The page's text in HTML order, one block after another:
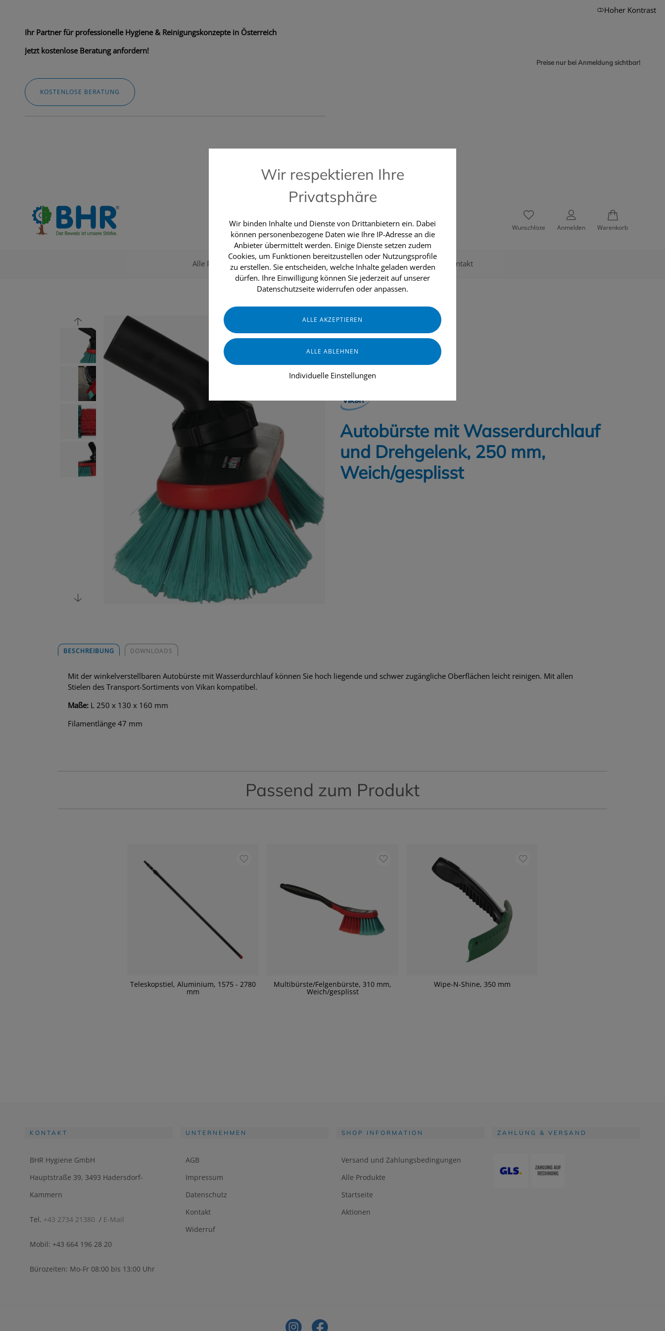
Ihr Partner für professionelle Hygiene & Reinigungskonzepte in Österreich
Jetzt kostenlose Beratung anfordern!
KOSTENLOSE BERATUNG
Preise nur bei Anmeldung sichtbar!
📞 Kostenlose Hotline +43 664 196 28 20
Hoher Kontrast
Wunschliste Anmelden Warenkorb
Alle Produkte Aktionen Topseller Über uns Kontakt
HAUS & HEIM GERÄTE & ZUBEHÖR
Autobürste mit Wasserdurchlauf
und Drehgelenk, 250 mm,
Weich/gesplisst
BESCHREIBUNG DOWNLOADS
Mit der winkelverstellbaren Autobürste mit Wasserdurchlauf können Sie hoch liegende und schwer zugängliche Oberflächen leicht reinigen. Mit allen
Stielen des Transport-Sortiments von Vikan kompatibel.
Maße: L 250 x 130 x 160 mm
Filamentlänge 47 mm
Passend zum Produkt
Teleskopstiel, Aluminium, 1575 - 2780
mm
Multibürste/Felgenbürste, 310 mm,
Weich/gesplisst
Wipe-N-Shine, 350 mm
Wir respektieren Ihre
Privatsphäre
Wir binden Inhalte und Dienste von Drittanbietern ein. Dabei
können personenbezogene Daten wie Ihre IP-Adresse an die
Anbieter übermittelt werden. Einige Dienste setzen zudem
Cookies, um Funktionen bereitzustellen oder Nutzungsprofile
zu erstellen. Sie entscheiden, welche Inhalte geladen werden
dürfen. Ihre Einwilligung können Sie jederzeit auf unserer
Datenschutzseite widerrufen oder anpassen.
Individuelle Einstellungen
KONTAKT
BHR Hygiene GmbH
Hauptstraße 39, 3493 Hadersdorf-
Kammern
Tel. +43 2734 21380 / E-Mail
Mobil: +43 664 196 28 20
Bürozeiten: Mo-Fr 08:00 bis 13:00 Uhr
UNTERNEHMEN
AGB
Impressum
Datenschutz
Kontakt
Widerruf
SHOP INFORMATION
Versand und Zahlungsbedingungen
Alle Produkte
Startseite
Aktionen
ZAHLUNG & VERSAND